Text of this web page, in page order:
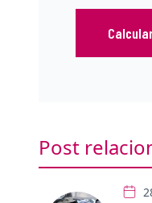
Post